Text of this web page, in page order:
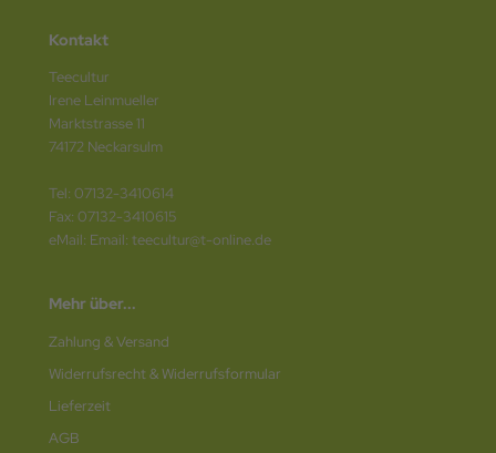
Kontakt
Teecultur
Irene Leinmueller
Marktstrasse 11
74172 Neckarsulm
Tel: 07132-3410614
Fax: 07132-3410615
eMail: Email: teecultur@t-online.de
Mehr über...
Zahlung & Versand
Widerrufsrecht & Widerrufsformular
Lieferzeit
AGB